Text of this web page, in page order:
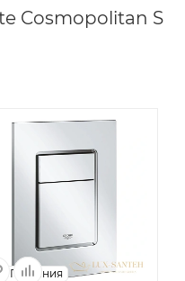
Cosmopolitan S
Германия